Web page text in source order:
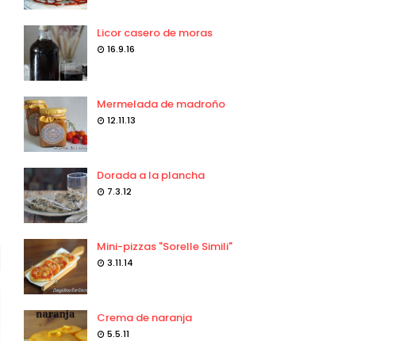
Licor casero de moras
16.9.16
Mermelada de madroño
12.11.13
Dorada a la plancha
7.3.12
Mini-pizzas "Sorelle Simili"
3.11.14
Crema de naranja
5.5.11